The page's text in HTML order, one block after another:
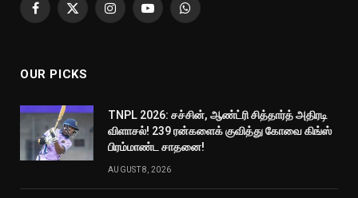
Facebook
X
InstagramYouTubeWhatsApp
OUR PICKS
TNPL 2026: சச்சின், ஆண்ட்ரி சித்தார்த் அதிரடி
விளாசல்! 239 ரன்களைக் குவித்து கோவை கிங்ஸ்
பிரம்மாண்ட சாதனை!
AUGUST 8, 2026